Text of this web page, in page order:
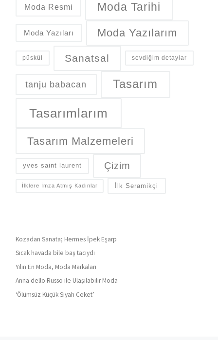
Moda Resmi Moda Tarihi
Moda Yazıları Moda Yazılarım
püskül Sanatsal sevdiğim detaylar
tanju babacan Tasarım
Tasarımlarım
Tasarım Malzemeleri
yves saint laurent Çizim
İlklere İmza Atmış Kadınlar İlk Seramikçi
Kozadan Sanata; Hermes İpek Eşarp
Sıcak havada bile baş tacıydı
Yılın En Moda, Moda Markaları
Anna dello Russo ile Ulaşılabilir Moda
‘Ölümsüz Küçük Siyah Ceket’